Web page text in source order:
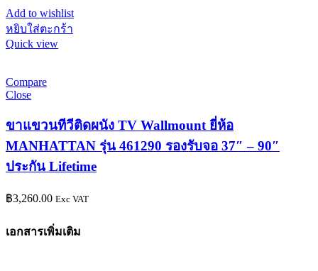
Add to wishlist
หยิบใส่ตะกร้า
Quick view
Compare
Close
ขาแขวนทีวีติดผนัง TV Wallmount ยี่ห้อ
MANHATTAN รุ่น 461290 รองรับจอ 37″ – 90″
ประกัน Lifetime
฿3,260.00 Exc VAT
เอกสารเพิ่มเติม